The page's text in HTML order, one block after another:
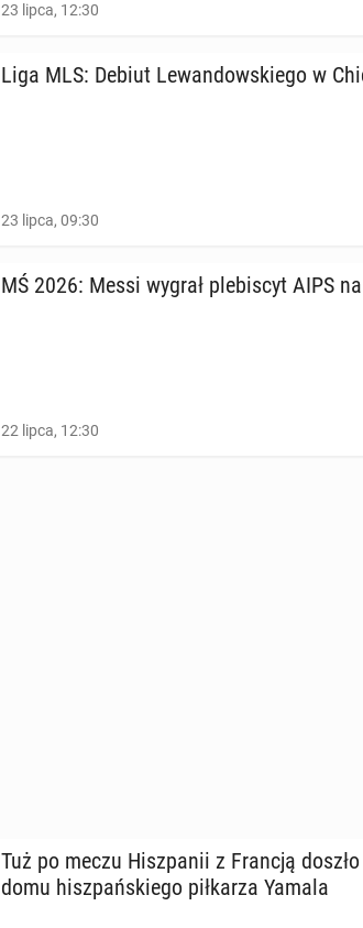
23 lipca, 12:30
Liga MLS: Debiut Le­wan­dow­skie­go w
23 lipca, 09:30
MŚ 2026: Messi wygrał ple­bi­scyt AIPS
22 lipca, 12:30
Tuż po meczu Hisz­pa­nii z Francją
domu hisz­pań­skie­go pił­ka­rza Yamala